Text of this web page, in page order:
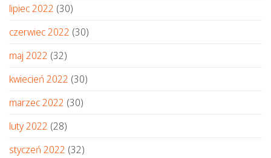
lipiec 2022 (30)
czerwiec 2022 (30)
maj 2022 (32)
kwiecień 2022 (30)
marzec 2022 (30)
luty 2022 (28)
styczeń 2022 (32)